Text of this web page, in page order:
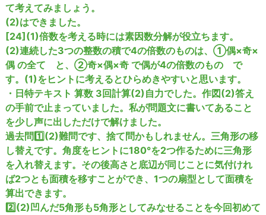
て考えてみましょう。
(2)はできました。
[24](1)倍数を考える時には素因数分解が役立ちます。
(2)連続した3つの整数の積で4の倍数のものは、①偶×奇×
偶 の全て　と、②奇×偶×奇 で偶が4の倍数のもの　で
す。(1)をヒントに考えるとひらめきやすいと思います。
・日特テキスト 算数 3回計算(2)自力でした。作図(2)答え
の手前で止まっていました。私が問題文に書いてあること
を少し声に出しただけで解けました。
過去問1️⃣(2)難問です、捨て問かもしれません。三角形の移
し替えです。角度をヒントに180°を2つ作るために三角形
を入れ替えます。その後高さと底辺が同じことに気付けれ
ば2つとも面積を移すことができ、1つの扇型として面積を
算出できます。
2️⃣(2)凹んだ5角形も5角形としてみなせることを今回初めて